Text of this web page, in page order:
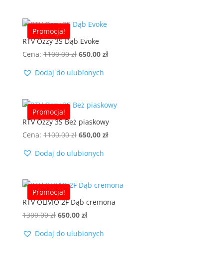
Promocja!
RTV Ozzy 3S Dąb Evoke
Cena: 1100,00zł Pierwotna
wynosiła:
650,00 złAktualna
Dodaj do ulubionych
Promocja!
RTV Ozzy 3S Beż piaskowy
Cena: 1100,00zł Pierwotna
wynosiła:
650,00 złAktualna
Dodaj do ulubionych
Promocja!
RTV OLIVIO 2F Dąb cremona
1300,00zł Pierwotna
wynosiła:
650,00 złAktualna
wynosi:
Dodaj do ulubionych